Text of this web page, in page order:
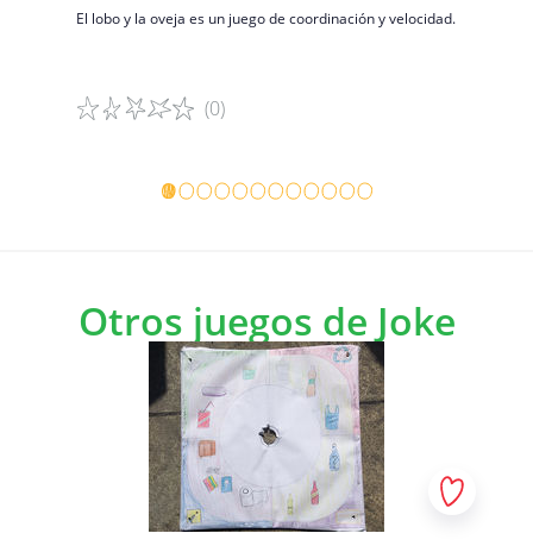
El lobo y la oveja es un juego de coordinación y velocidad.
(0)
Detalles del juego
Otros juegos de Joke